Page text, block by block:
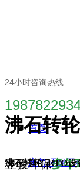
24小时咨询热线
首页
废气环保工
翌骏环保多年
沸石转
沸石转轮+RTO设